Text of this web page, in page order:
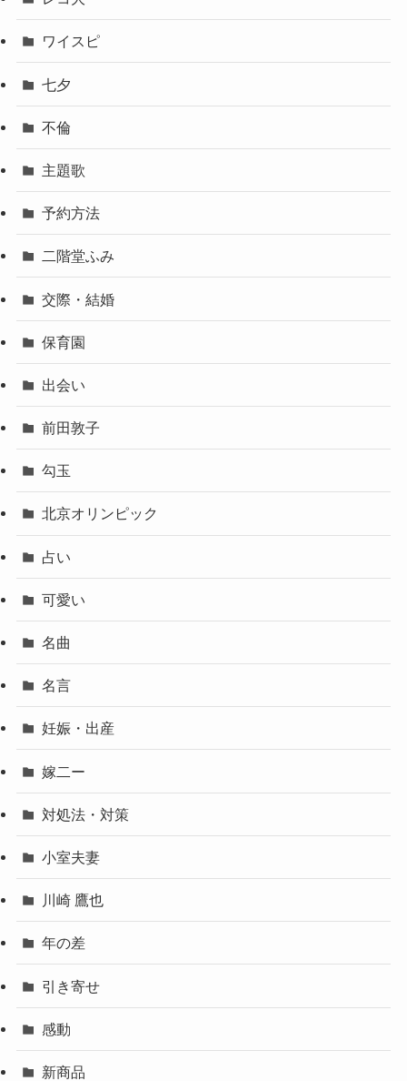
ワイスピ
七夕
不倫
主題歌
予約方法
二階堂ふみ
交際・結婚
保育園
出会い
前田敦子
勾玉
北京オリンピック
占い
可愛い
名曲
名言
妊娠・出産
嫁二ー
対処法・対策
小室夫妻
川崎 鷹也
年の差
引き寄せ
感動
新商品